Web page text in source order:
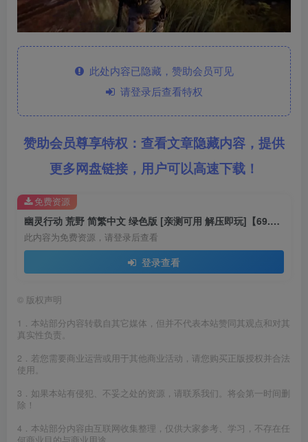
此处内容已隐藏，赞助会员可见
请登录后查看特权
赞助会员尊享特权：查看文章隐藏内容，提供
更多网盘链接，用户可以高速下载！
幽灵行动 荒野 简繁中文 绿色版 [亲测可用 解压即玩]【69.8GB】
此内容为免费资源，请登录后查看
登录查看
免费资源
© 版权声明
1．本站部分内容转载自其它媒体，但并不代表本站赞同其观点和对其
真实性负责。
2．若您需要商业运营或用于其他商业活动，请您购买正版授权并合法
使用。
3．如果本站有侵犯、不妥之处的资源，请联系我们。将会第一时间删
除！
4．本站部分内容由互联网收集整理，仅供大家参考、学习，不存在任